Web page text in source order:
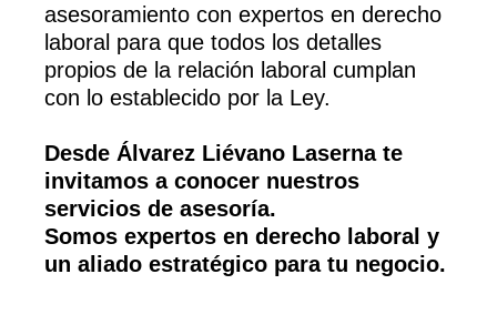
asesoramiento con expertos en derecho
laboral para que todos los detalles
propios de la relación laboral cumplan
con lo establecido por la Ley.
Desde Álvarez Liévano Laserna te
invitamos a conocer nuestros
servicios de asesoría.
Somos expertos en derecho laboral y
un aliado estratégico para tu negocio.